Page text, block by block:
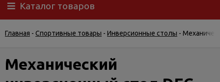
Самовывоз
Гарантия
Каталог товаров
Главная - Спортивные товары - Инверсионные столы -
Механический